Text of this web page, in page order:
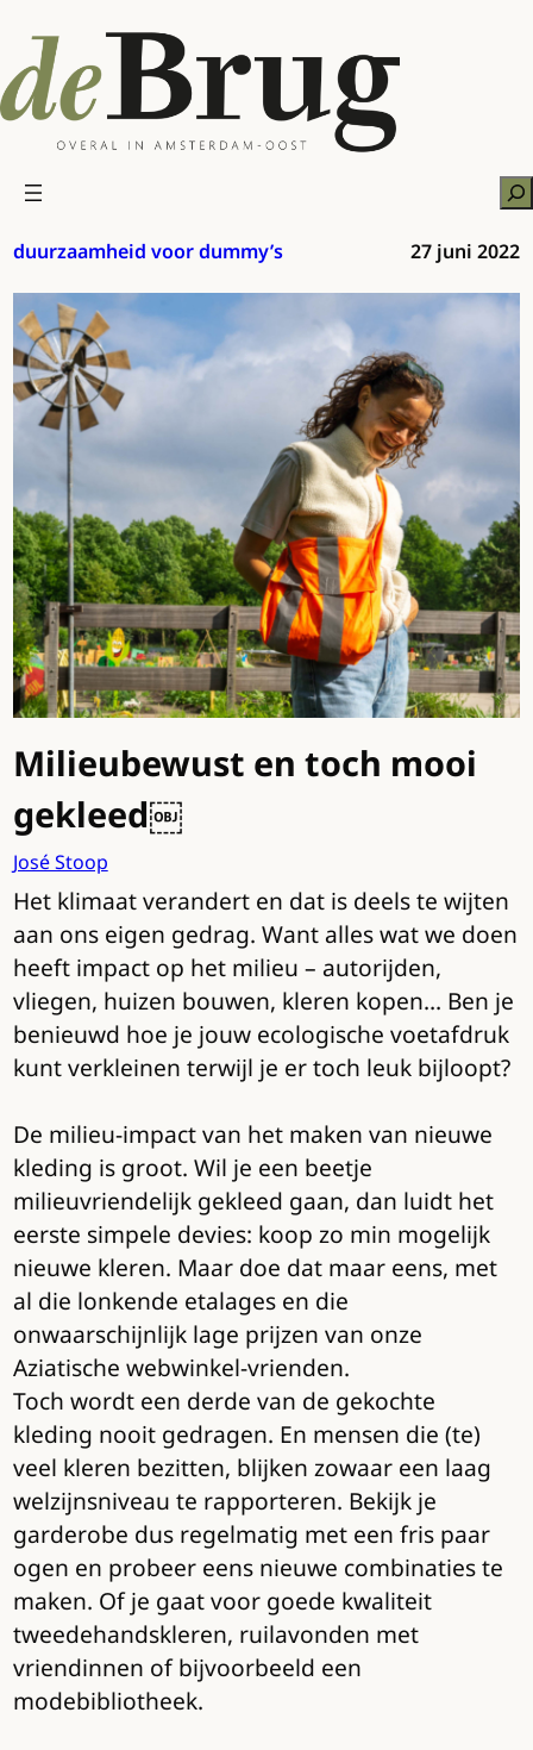
naar
de
inhoud
duurzaamheid voor dummy’s 27 juni 2022
Milieubewust en toch mooi
gekleed￼
José Stoop
Het klimaat verandert en dat is deels te wijten
aan ons eigen gedrag. Want alles wat we doen
heeft impact op het milieu – autorijden,
vliegen, huizen bouwen, kleren kopen… Ben je
benieuwd hoe je jouw ecologische voetafdruk
kunt verkleinen terwijl je er toch leuk bijloopt?
De milieu-impact van het maken van nieuwe
kleding is groot. Wil je een beetje
milieuvriendelijk gekleed gaan, dan luidt het
eerste simpele devies: koop zo min mogelijk
nieuwe kleren. Maar doe dat maar eens, met
al die lonkende etalages en die
onwaarschijnlijk lage prijzen van onze
Aziatische webwinkel-vrienden.
Toch wordt een derde van de gekochte
kleding nooit gedragen. En mensen die (te)
veel kleren bezitten, blijken zowaar een laag
welzijnsniveau te rapporteren. Bekijk je
garderobe dus regelmatig met een fris paar
ogen en probeer eens nieuwe combinaties te
maken. Of je gaat voor goede kwaliteit
tweedehandskleren, ruilavonden met
vriendinnen of bijvoorbeeld een
modebibliotheek.